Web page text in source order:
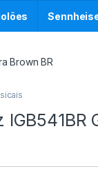
Brown BR
IGB541BR